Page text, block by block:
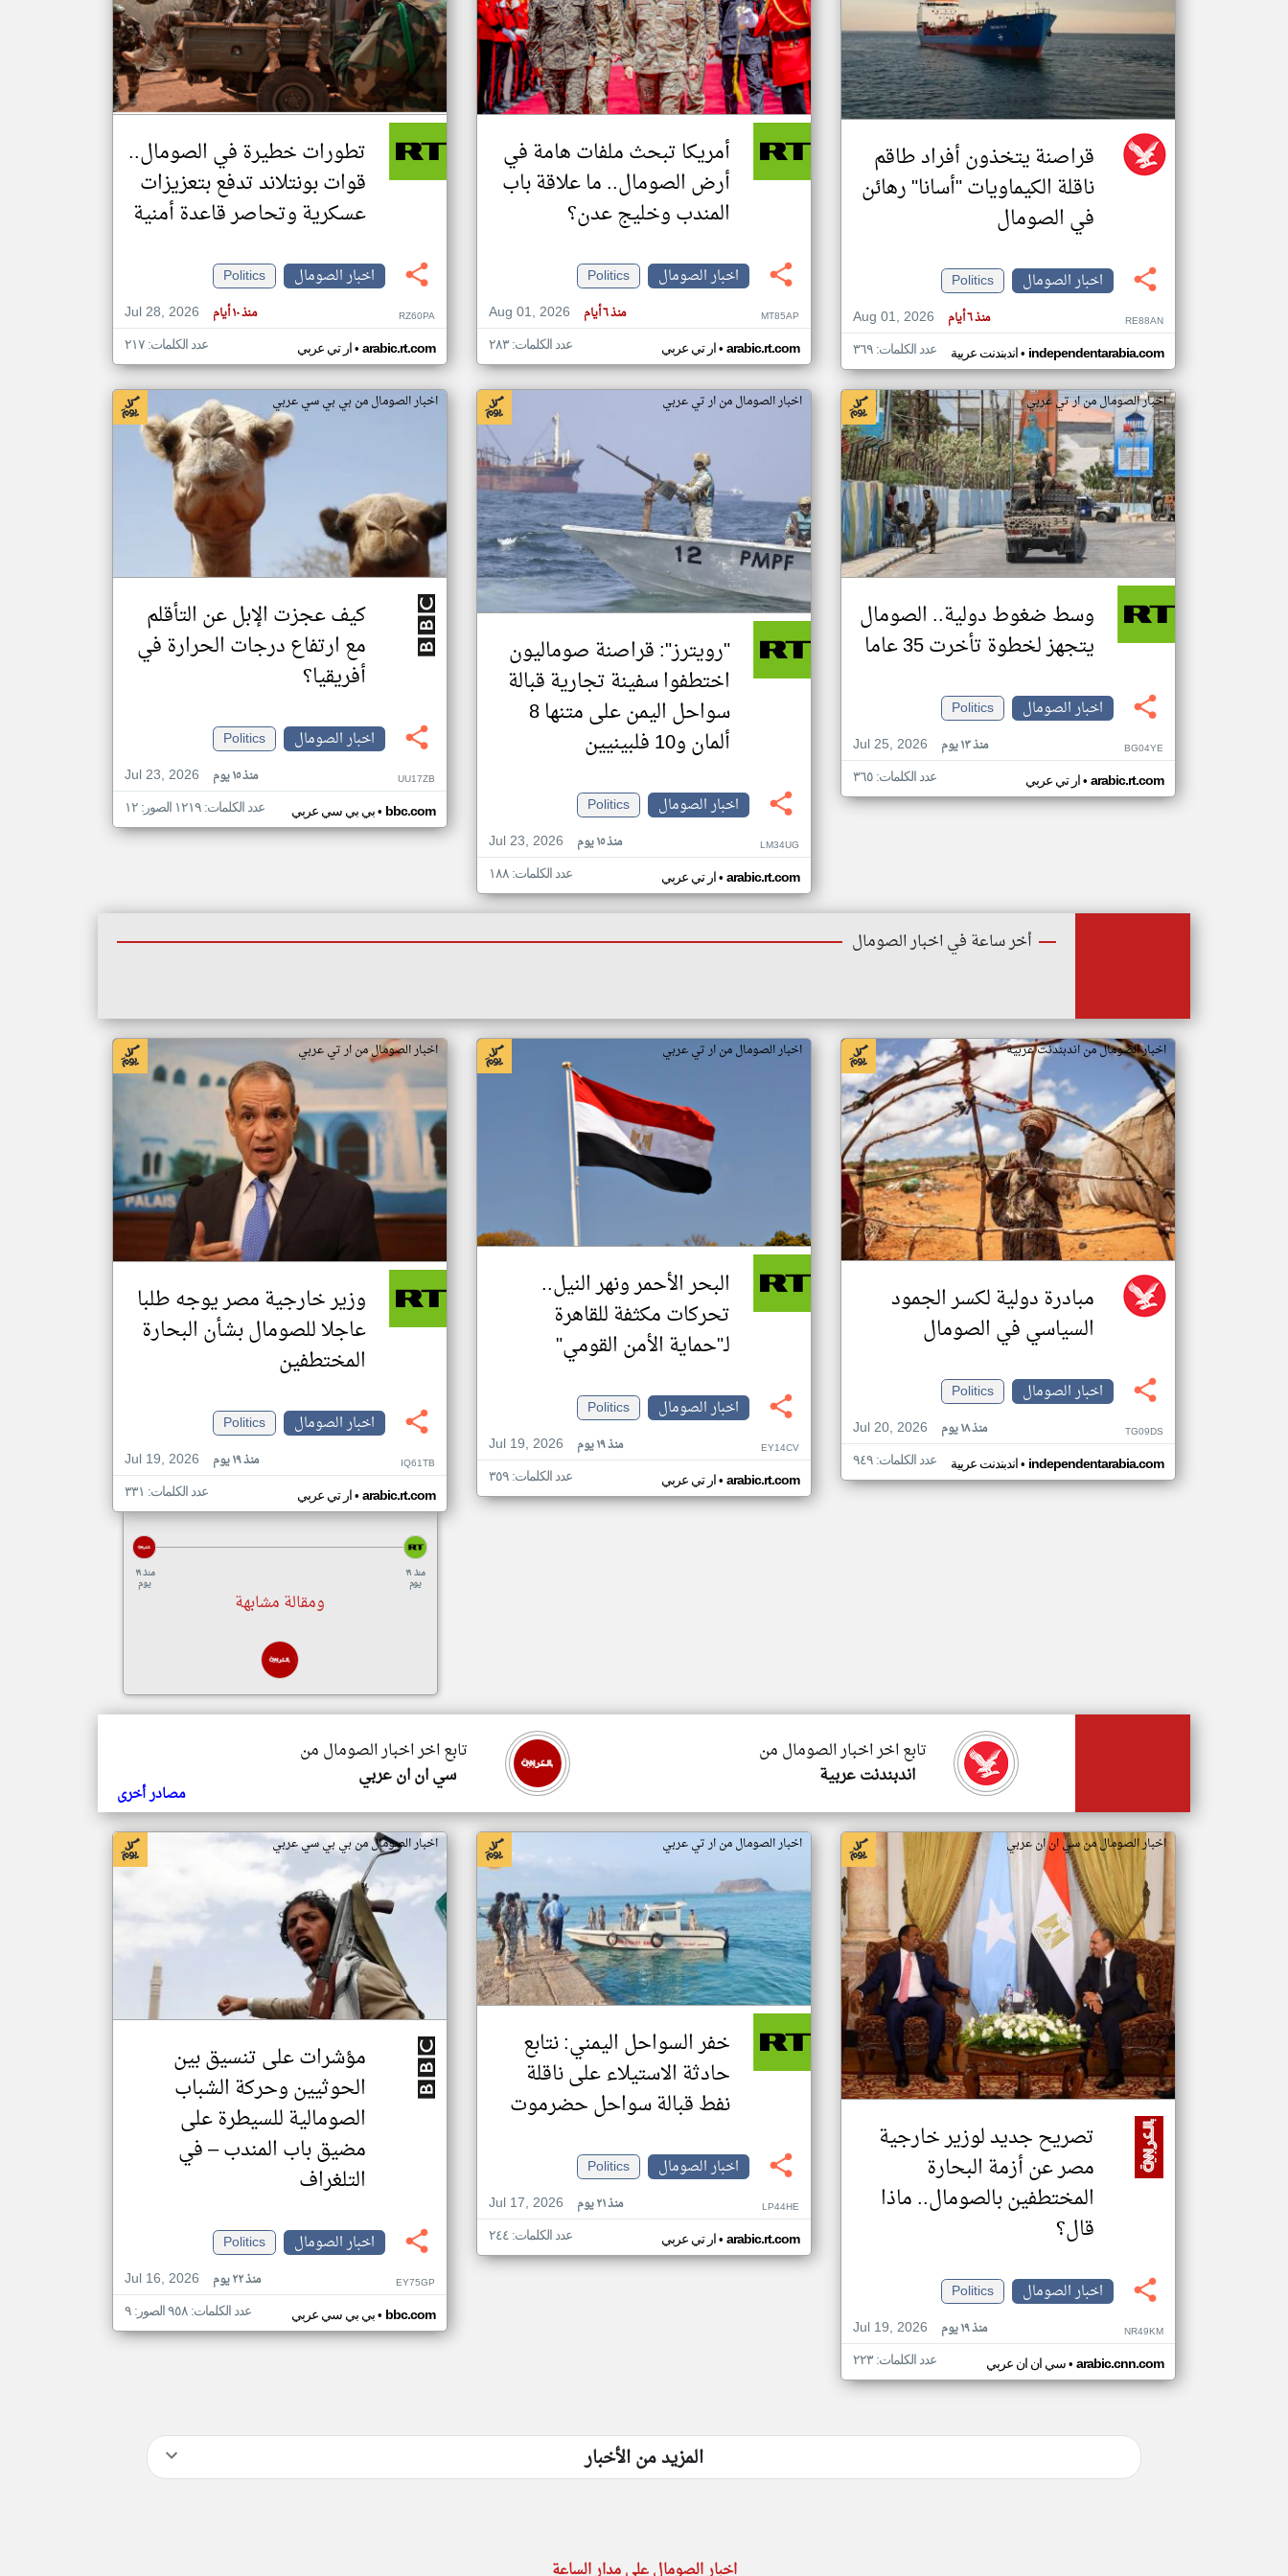
تغيير الدولة
مصادر الأخبار من الصومال
اخبار الصومال على مدار الساعة
أهم اخبار الصومال العاجلة والمباشرة
قراصنة يتخذون أفراد طاقم
ناقلة الكيماويات "أسانا" رهائن
في الصومال
اخبار الصومال
Politics
Aug 01, 2026
منذ ٦ أيام RE88AN
اندبندنت عربية• independentarabia.com عدد الكلمات: ٣٦٩
أمريكا تبحث ملفات هامة في
أرض الصومال.. ما علاقة باب
المندب وخليج عدن؟
اخبار الصومال
Politics
Aug 01, 2026
منذ ٦ أيام MT85AP
ار تي عربي• arabic.rt.com عدد الكلمات: ٢٨٣
تطورات خطيرة في الصومال..
قوات بونتلاند تدفع بتعزيزات
عسكرية وتحاصر قاعدة أمنية
اخبار الصومال
Politics
Jul 28, 2026
منذ ١٠ أيام RZ60PA
ار تي عربي• arabic.rt.com عدد الكلمات: ٢١٧
اخبار الصومال من ار تي عربي
وسط ضغوط دولية.. الصومال
يتجهز لخطوة تأخرت 35 عاما
اخبار الصومال
Politics
Jul 25, 2026
منذ ١٣ يوم BG04YE
ار تي عربي• arabic.rt.com عدد الكلمات: ٣٦٥
اخبار الصومال من ار تي عربي
"رويترز": قراصنة صوماليون
اختطفوا سفينة تجارية قبالة
سواحل اليمن على متنها 8
ألمان و10 فلبينيين
اخبار الصومال
Politics
Jul 23, 2026
منذ ١٥ يوم LM34UG
ار تي عربي• arabic.rt.com عدد الكلمات: ١٨٨
اخبار الصومال من بي بي سي عربي
كيف عجزت الإبل عن التأقلم
مع ارتفاع درجات الحرارة في
أفريقيا؟
اخبار الصومال
Politics
Jul 23, 2026
منذ ١٥ يوم UU17ZB
بي بي سي عربي• bbc.com عدد الكلمات: ١٢١٩ الصور: ١٢
أخر ساعة في اخبار الصومال
اخبار الصومال من اندبندنت عربية
مبادرة دولية لكسر الجمود
السياسي في الصومال
اخبار الصومال
Politics
Jul 20, 2026
منذ ١٨ يوم TG09DS
اندبندنت عربية• independentarabia.com عدد الكلمات: ٩٤٩
اخبار الصومال من ار تي عربي
البحر الأحمر ونهر النيل..
تحركات مكثفة للقاهرة
لـ"حماية الأمن القومي"
اخبار الصومال
Politics
Jul 19, 2026
منذ ١٩ يوم EY14CV
ار تي عربي• arabic.rt.com عدد الكلمات: ٣٥٩
اخبار الصومال من ار تي عربي
وزير خارجية مصر يوجه طلبا
عاجلا للصومال بشأن البحارة
المختطفين
اخبار الصومال
Politics
Jul 19, 2026
منذ ١٩ يوم IQ61TB
ار تي عربي• arabic.rt.com عدد الكلمات: ٣٣١
منذ ١٩
يوم
منذ ١٩
يوم
ومقالة مشابهة
تابع اخر اخبار الصومال من
سي ان ان عربي
تابع اخر اخبار الصومال من
اندبندنت عربية
مصادر أخرى
اخبار الصومال من سي ان ان عربي
تصريح جديد لوزير خارجية
مصر عن أزمة البحارة
المختطفين بالصومال.. ماذا
قال؟
اخبار الصومال
Politics
Jul 19, 2026
منذ ١٩ يوم NR49KM
سي ان ان عربي• arabic.cnn.com عدد الكلمات: ٢٢٣
اخبار الصومال من ار تي عربي
خفر السواحل اليمني: نتابع
حادثة الاستيلاء على ناقلة
نفط قبالة سواحل حضرموت
اخبار الصومال
Politics
Jul 17, 2026
منذ ٢١ يوم LP44HE
ار تي عربي• arabic.rt.com عدد الكلمات: ٢٤٤
اخبار الصومال من بي بي سي عربي
مؤشرات على تنسيق بين
الحوثيين وحركة الشباب
الصومالية للسيطرة على
مضيق باب المندب – في
التلغراف
اخبار الصومال
Politics
Jul 16, 2026
منذ ٢٢ يوم EY75GP
بي بي سي عربي• bbc.com عدد الكلمات: ٩٥٨ الصور: ٩
المزيد من الأخبار
klyoum.com